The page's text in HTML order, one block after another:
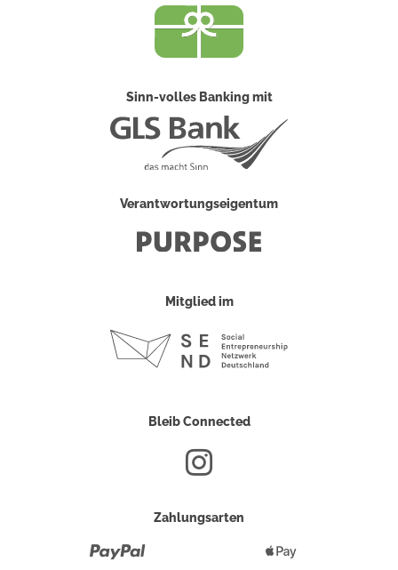
Sinn-volles Banking mit
Verantwortungseigentum
Mitglied im
Bleib Connected
Zahlungsarten